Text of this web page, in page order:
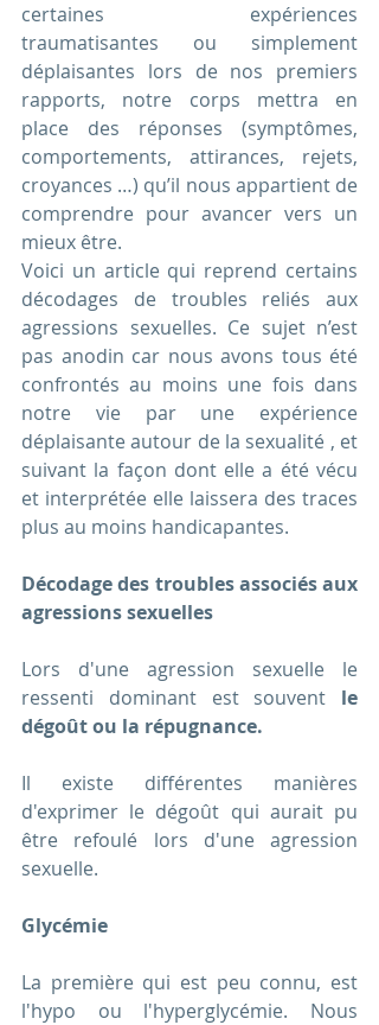
certaines expériences
traumatisantes ou simplement
déplaisantes lors de nos premiers
rapports, notre corps mettra en
place des réponses (symptômes,
comportements, attirances, rejets,
croyances …) qu’il nous appartient de
comprendre pour avancer vers un
mieux être.
Voici un article qui reprend certains
décodages de troubles reliés aux
agressions sexuelles. Ce sujet n’est
pas anodin car nous avons tous été
confrontés au moins une fois dans
notre vie par une expérience
déplaisante autour de la sexualité , et
suivant la façon dont elle a été vécu
et interprétée elle laissera des traces
plus au moins handicapantes.
Décodage des troubles associés aux
agressions sexuelles
Lors d'une agression sexuelle le
ressenti dominant est souvent le
dégoût ou la répugnance.
Il existe différentes manières
d'exprimer le dégoût qui aurait pu
être refoulé lors d'une agression
sexuelle.
Glycémie
La première qui est peu connu, est
l'hypo ou l'hyperglycémie. Nous